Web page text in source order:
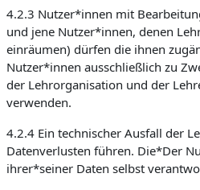
4.2.3 Nutzer*innen mit
und jene Nutzer*innen, denen
einräumen) dürfen die ihnen
Nutzer*innen ausschließlich zu
der Lehrorganisation und der
verwenden.
4.2.4 Ein technischer Ausfall der
Datenverlusten führen. Die*Der
ihrer*seiner Daten selbst